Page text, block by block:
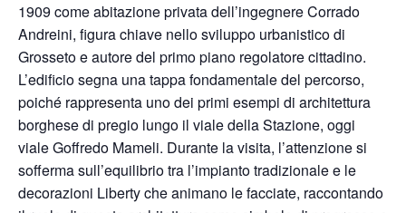
1909 come abitazione privata dell’ingegnere Corrado
Andreini, figura chiave nello sviluppo urbanistico di
Grosseto e autore del primo piano regolatore cittadino.
L’edificio segna una tappa fondamentale del percorso,
poiché rappresenta uno dei primi esempi di architettura
borghese di pregio lungo il viale della Stazione, oggi
viale Goffredo Mameli. Durante la visita, l’attenzione si
sofferma sull’equilibrio tra l’impianto tradizionale e le
decorazioni Liberty che animano le facciate, raccontando